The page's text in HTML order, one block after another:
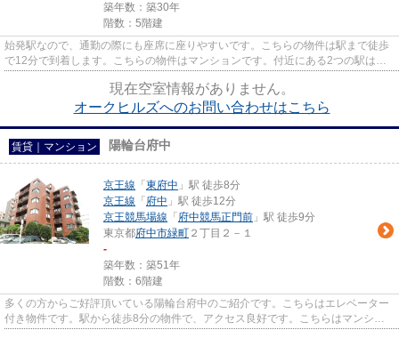
築年数：築30年
階数：5階建
始発駅なので、通勤の際にも座席に座りやすいです。こちらの物件は駅まで徒歩
で12分で到着します。こちらの物件はマンションです。付近にある2つの駅は、
現在空室情報がありません。
オークヒルズへのお問い合わせはこちら
賃貸｜マンション 陽輪台府中
京王線 「 東府中 」駅 徒歩8分
京王線 「 府中 」駅 徒歩12分
京王競馬場線 「 府中競馬正門前 」駅 徒歩9分
東京都府中市緑町 ２丁目２－１
-
築年数：築51年
階数：6階建
多くの方からご好評頂いている陽輪台府中のご紹介です。こちらはエレベーター
付き物件です。駅から徒歩8分の物件で、アクセス良好です。こちらはマンショ